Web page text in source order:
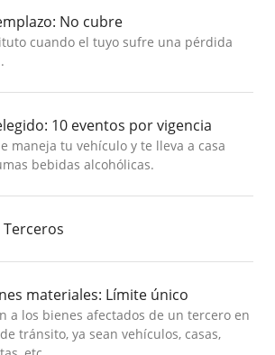
: No cubre
cuando el tuyo sufre una pérdida
: 10 eventos por vigencia
maneja tu vehículo y te lleva a casa
bebidas alcohólicas.
materiales: Límite único
a los bienes afectados de un tercero en
tránsito, ya sean vehículos, casas,